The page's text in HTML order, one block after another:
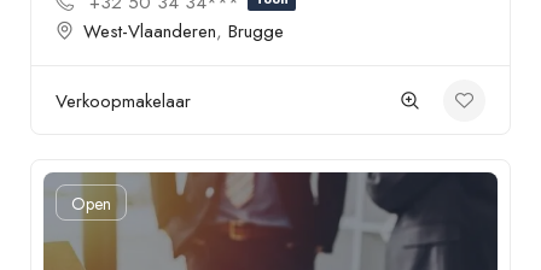
West-Vlaanderen, Brugge
Verkoopmakelaar
Open